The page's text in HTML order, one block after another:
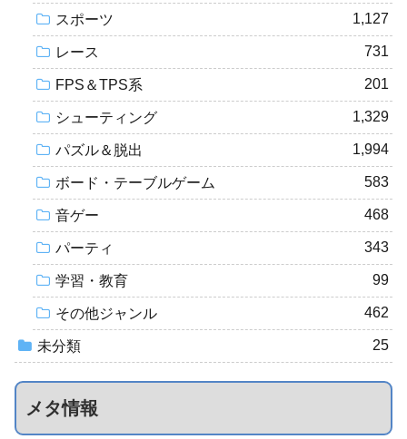
スポーツ 1,127
レース 731
FPS＆TPS系 201
シューティング 1,329
パズル＆脱出 1,994
ボード・テーブルゲーム 583
音ゲー 468
パーティ 343
学習・教育 99
その他ジャンル 462
未分類 25
メタ情報